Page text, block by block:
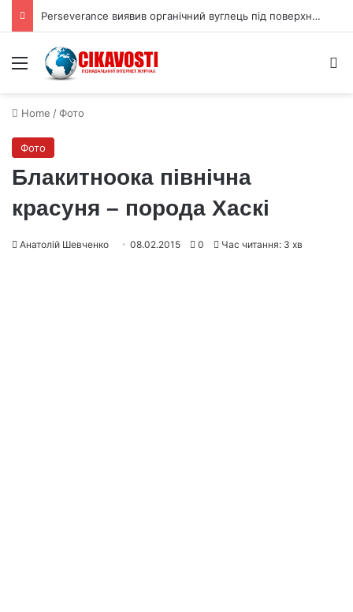
Perseverance виявив органічний вуглець під поверхнею Марса
Menu
Home /Фото
Фото
Блакитноока північна
красуня – порода Хаскі
Анатолій Шевченко 08.02.2015 0 Час читання: 3 хв